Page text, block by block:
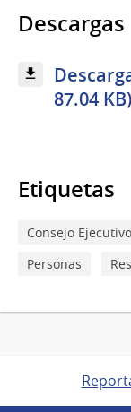
Descargas
87.04 KB)
Etiquetas
Consejo Ejecutivo
Personas